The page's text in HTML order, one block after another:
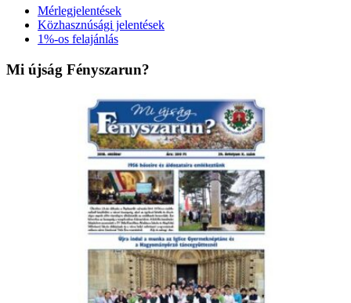
Mérlegjelentések
Közhasznúsági jelentések
1%-os felajánlás
Mi újság Fényszarun?